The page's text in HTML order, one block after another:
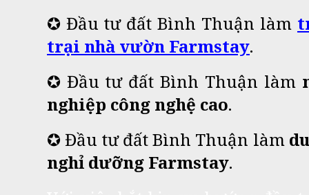
✪ Đầu tư đất Bình Thuận làm
trại nhà vườn Farmstay.
✪ Đầu tư đất Bình Thuận làm
nghiệp công nghệ cao.
✪ Đầu tư đất Bình Thuận làm
nghỉ dưỡng Farmstay.